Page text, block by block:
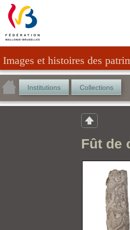
Images et histoires des
Institutions Collections
Fût de